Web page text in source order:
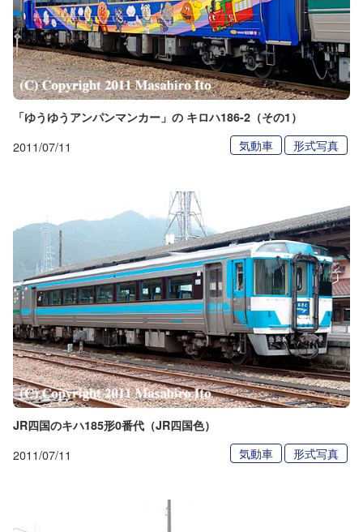
「ゆうゆうアンパンマンカー」の キロハ186-2（その1）
2011/07/11 気動車 形式写真
JR四国のキハ185形0番代（JR四国色）
2011/07/11 気動車 形式写真